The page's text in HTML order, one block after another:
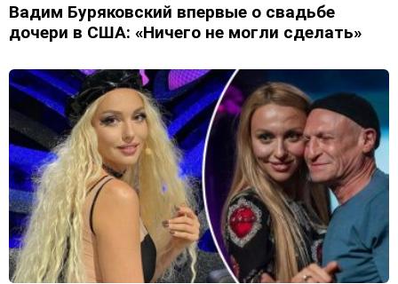
Вадим Буряковский впервые о свадьбе
дочери в США: «Ничего не могли сделать»